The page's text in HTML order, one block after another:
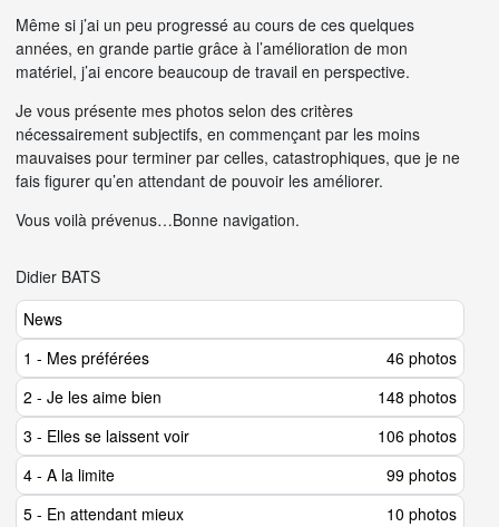
Même si j’ai un peu progressé au cours de ces quelques
années, en grande partie grâce à l’amélioration de mon
matériel, j’ai encore beaucoup de travail en perspective.
Je vous présente mes photos selon des critères
nécessairement subjectifs, en commençant par les moins
mauvaises pour terminer par celles, catastrophiques, que je ne
fais figurer qu’en attendant de pouvoir les améliorer.
Vous voilà prévenus…Bonne navigation.
Didier BATS
News
1 - Mes préférées
46 photos
2 - Je les aime bien
148 photos
3 - Elles se laissent voir
106 photos
4 - A la limite
99 photos
5 - En attendant mieux
10 photos